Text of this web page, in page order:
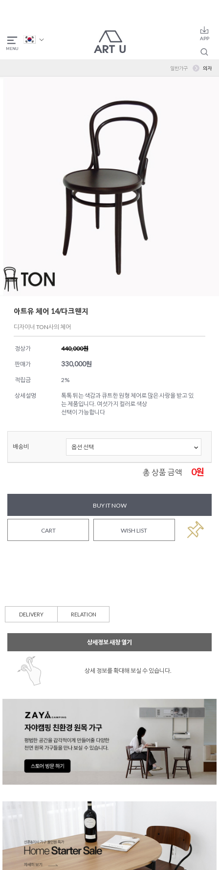
일반가구 의자
아트유 체어 14/다크웬지
디자이너 TON사의 체어
정상가 440,000원
판매가 330,000원
적립금 2%
상세설명
톡톡 튀는 색감과 큐트한 원형 체어로 많은 사랑을 받고 있
는 제품입니다. 여섯가지 컬러로 색상
선택이 가능합니다
배송비
총 상품 금액 0원
BUY IT NOW
CART WISH LIST
DELIVERY RELATION
상세정보 새창 열기
상세 정보를 확대해 보실 수 있습니다.